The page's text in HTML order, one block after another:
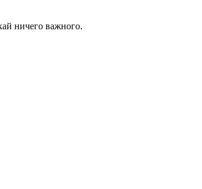
ничего важного.